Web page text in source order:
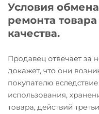
Условия
ремонта
качества.
Продавец отвечает за
докажет, что они
покупателю
использования,
товара, действий